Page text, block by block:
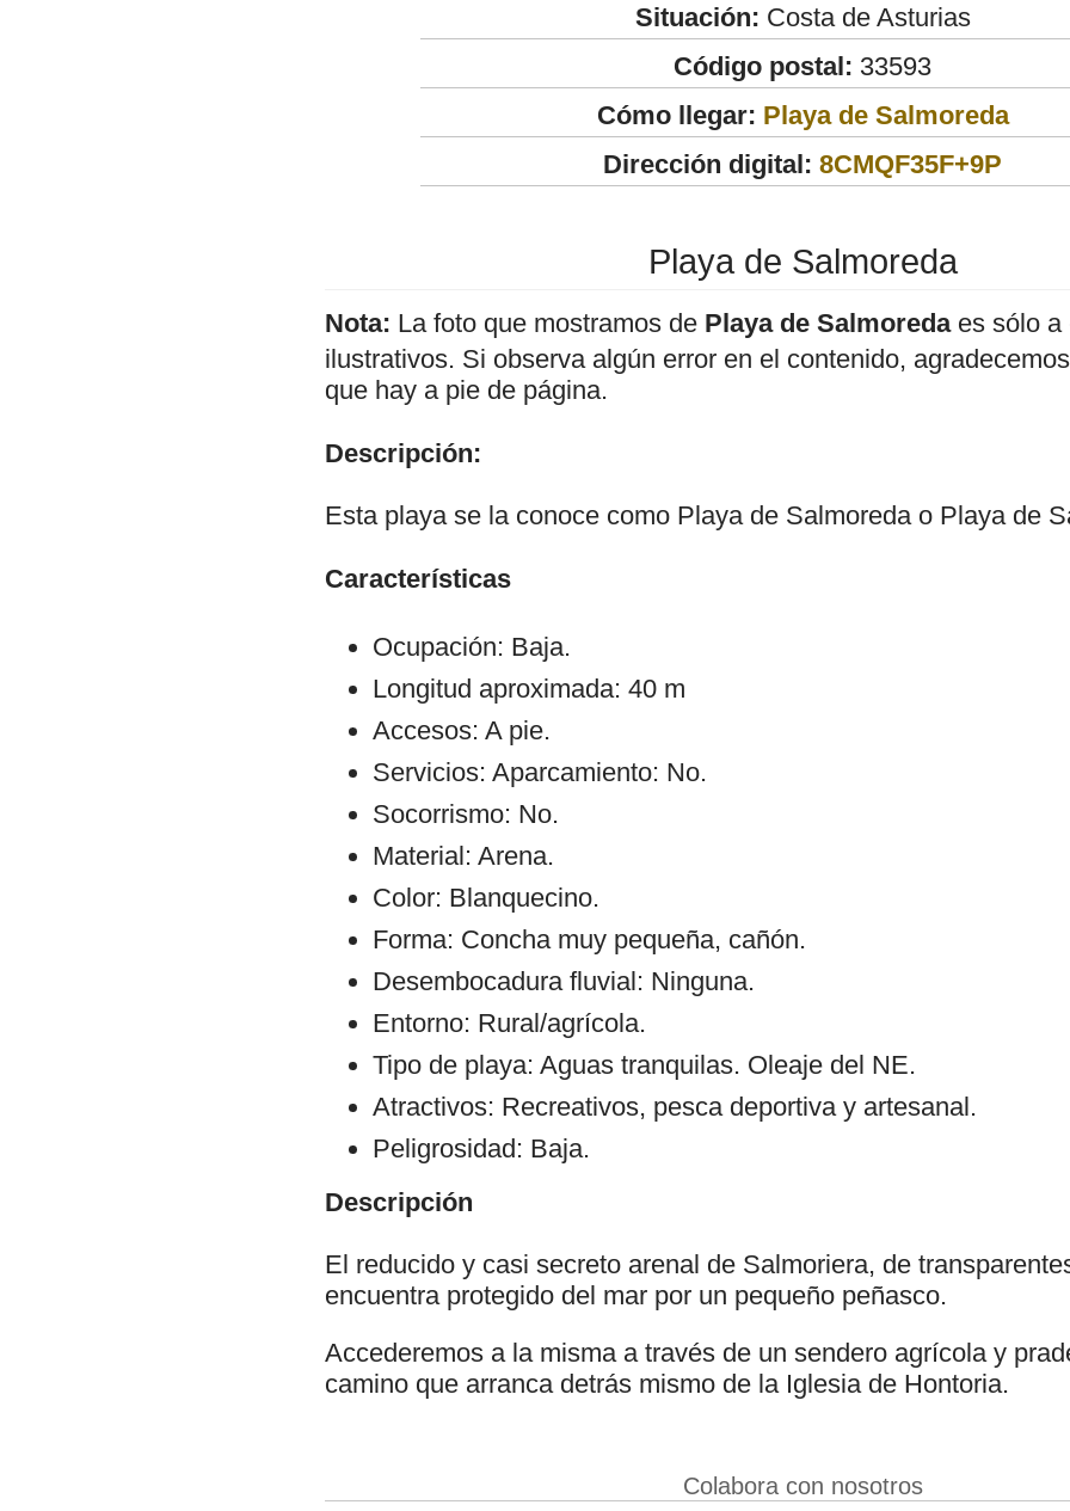
Situación: Costa de Asturias
Código postal: 33593
Cómo llegar: Playa de Salmoreda
Dirección digital: 8CMQF35F+9P
Playa de Salmoreda
Nota: La foto que mostramos de Playa de Salmoredaes sólo a
ilustrativos. Si observa algún error en el contenido,
que hay a pie de página.
Descripción:
Esta playa se la conoce como Playa de Salmoreda o Playa de
Características
Ocupación: Baja.
Longitud aproximada: 40 m
Accesos: A pie.
Servicios: Aparcamiento: No.
Socorrismo: No.
Material: Arena.
Color: Blanquecino.
Forma: Concha muy pequeña, cañón.
Desembocadura fluvial: Ninguna.
Entorno: Rural/agrícola.
Tipo de playa: Aguas tranquilas. Oleaje del NE.
Atractivos: Recreativos, pesca deportiva y artesanal.
Peligrosidad: Baja.
Descripción
El reducido y casi secreto arenal de Salmoriera, de
encuentra protegido del mar por un pequeño peñasco.
Accederemos a la misma a través de un sendero agrícola y
camino que arranca detrás mismo de la Iglesia de Hontoria.
Colabora con nosotros